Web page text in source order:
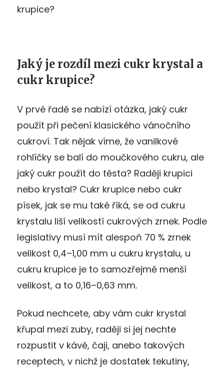
krupice?
Jaký je rozdíl mezi cukr krystal a
cukr krupice?
V prvé řadě se nabízí otázka, jaký cukr
použít při pečení klasického vánočního
cukroví. Tak nějak víme, že vanilkové
rohlíčky se balí do moučkového cukru, ale
jaký cukr použít do těsta? Raději krupici
nebo krystal? Cukr krupice nebo cukr
písek, jak se mu také říká, se od cukru
krystalu liší velikostí cukrových zrnek. Podle
legislativy musí mít alespoň 70 % zrnek
velikost 0,4–1,00 mm u cukru krystalu, u
cukru krupice je to samozřejmě menší
velikost, a to 0,16–0,63 mm.
Pokud nechcete, aby vám cukr krystal
křupal mezi zuby, raději si jej nechte
rozpustit v kávě, čaji, anebo takových
receptech, v nichž je dostatek tekutiny,